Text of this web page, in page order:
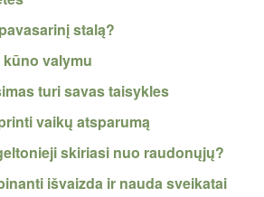
stalą?
valymu
turi savas taisykles
vaikų atsparumą
skiriasi nuo raudonųjų?
išvaizda ir nauda sveikatai